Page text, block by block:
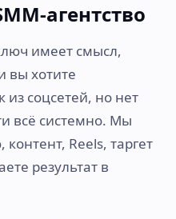
агентство
имеет смысл,
вы хотите
из соцсетей, но нет
всё системно. Мы
Reels, таргет
результат в